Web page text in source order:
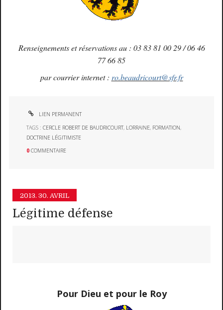
Renseignements et réservations au : 03 83 81 00 29 / 06 46
77 66 85
par courrier internet : ro.beaudricourt@sfr.fr
LIEN PERMANENT
TAGS :CERCLE ROBERT DE BAUDRICOURT, LORRAINE, FORMATION,
DOCTRINE LÉGITIMISTE
0 COMMENTAIRE
2013. 30. AVRIL
Légitime défense
Pour Dieu et pour le Roy